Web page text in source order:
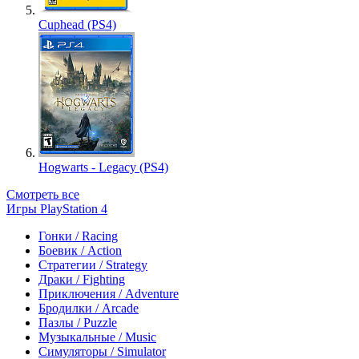
Cuphead (PS4)
Hogwarts - Legacy (PS4)
Смотреть все
Игры PlayStation 4
Гонки / Racing
Боевик / Action
Стратегии / Strategy
Драки / Fighting
Приключения / Adventure
Бродилки / Arcade
Пазлы / Puzzle
Музыкальные / Music
Симуляторы / Simulator